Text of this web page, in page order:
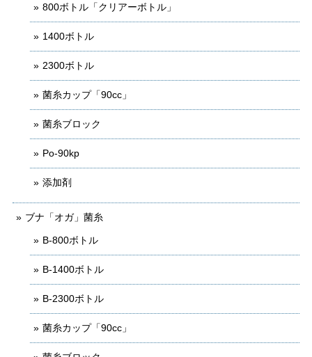
800ボトル「クリアーボトル」
1400ボトル
2300ボトル
菌糸カップ「90cc」
菌糸ブロック
Po-90kp
添加剤
ブナ「オガ」菌糸
B-800ボトル
B-1400ボトル
B-2300ボトル
菌糸カップ「90cc」